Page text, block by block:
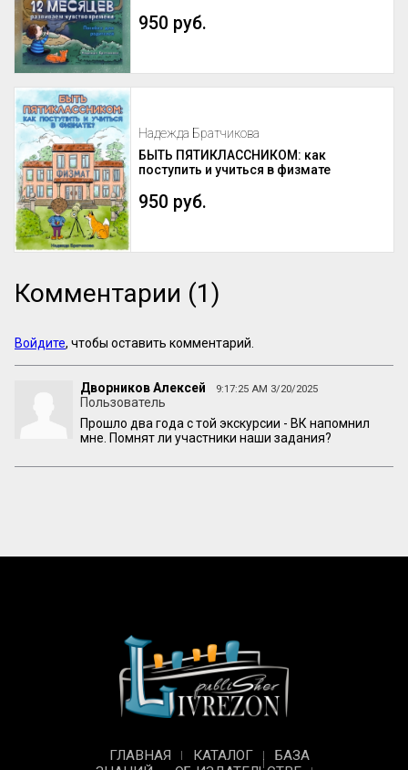
950 руб.
Надежда Братчикова
БЫТЬ ПЯТИКЛАССНИКОМ: как
поступить и учиться в физмате
950 руб.
Комментарии (1)
Войдите, чтобы оставить комментарий.
Дворников Алексей 9:17:25 AM 3/20/2025
Пользователь
Прошло два года с той экскурсии - ВК напомнил
мне. Помнят ли участники наши задания?
ГЛАВНАЯ КАТАЛОГ
БАЗА